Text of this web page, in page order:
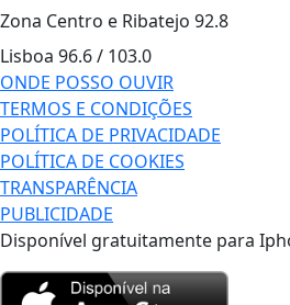
Zona Centro e Ribatejo 92.8
Lisboa 96.6 / 103.0
ONDE POSSO OUVIR
TERMOS E CONDIÇÕES
POLÍTICA DE PRIVACIDADE
POLÍTICA DE COOKIES
TRANSPARÊNCIA
PUBLICIDADE
Disponível gratuitamente para